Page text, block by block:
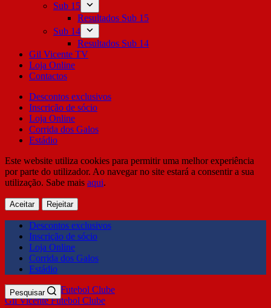
Sub 15
Resultados Sub 15
Sub 14
Resultados Sub 14
Gil Vicente TV
Loja Online
Contactos
Descontos exclusivos
Inscrição de sócio
Loja Online
Corrida dos Galos
Estádio
Este website utiliza cookies para permitir uma melhor experiência
por parte do utilizador. Ao navegar no site estará a consentir a sua
utilização. Sabe mais aqui.
Aceitar Rejeitar
Descontos exclusivos
Inscrição de sócio
Loja Online
Corrida dos Galos
Estádio
Gil Vicente Futebol Clube
Pesquisar